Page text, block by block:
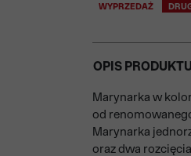
WYPRZEDAŻ
OPIS PRODUKTU
Marynarka w
od
Marynarka
oraz dwa